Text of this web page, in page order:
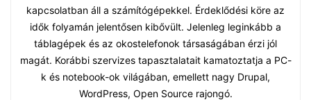
kapcsolatban áll a számítógépekkel. Érdeklődési köre az
idők folyamán jelentősen kibővült. Jelenleg leginkább a
táblagépek és az okostelefonok társaságában érzi jól
magát. Korábbi szervizes tapasztalatait kamatoztatja a PC-
k és notebook-ok világában, emellett nagy Drupal,
WordPress, Open Source rajongó.